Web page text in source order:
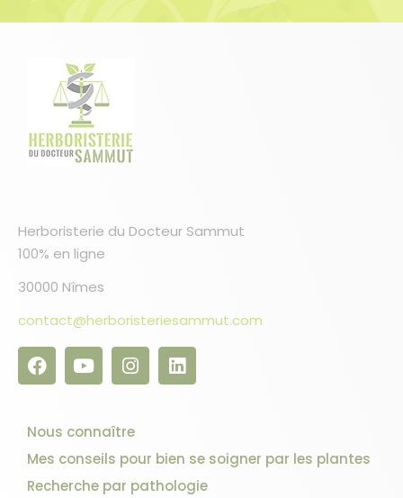
Herboristerie du Docteur Sammut
100% en ligne
30000 Nîmes
contact@herboristeriesammut.com
Nous connaître
Mes conseils pour bien se soigner par les plantes
Recherche par pathologie